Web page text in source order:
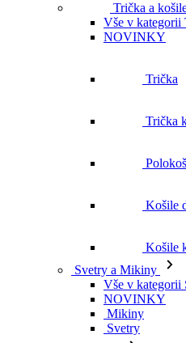
Trička a
Vše v kategorii
NOVINKY
Trička
Trička
Košile
Košile
Svetry a Mikiny
Vše v
NOVINKY
Mikiny
Svetry